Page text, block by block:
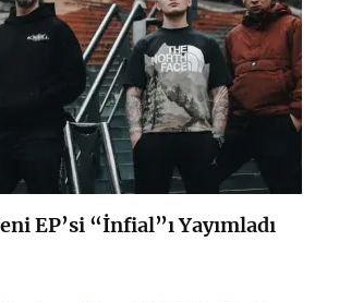
K+
EP’si “İnfial”ı Yayımladı